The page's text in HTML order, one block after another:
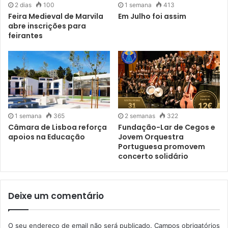
2 dias 100
Feira Medieval de Marvila
abre inscrições para
feirantes
1 semana 413
Em Julho foi assim
1 semana 365
Câmara de Lisboa reforça
apoios na Educação
2 semanas 322
Fundação-Lar de Cegos e
Jovem Orquestra
Portuguesa promovem
concerto solidário
Deixe um comentário
O seu endereço de email não será publicado. Campos obrigatórios